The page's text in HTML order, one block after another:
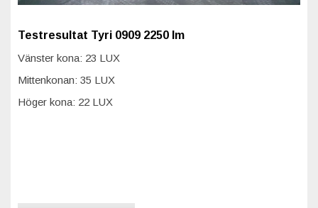
Testresultat Tyri 0909 2250 lm
Vänster kona: 23 LUX
Mittenkonan: 35 LUX
Höger kona: 22 LUX